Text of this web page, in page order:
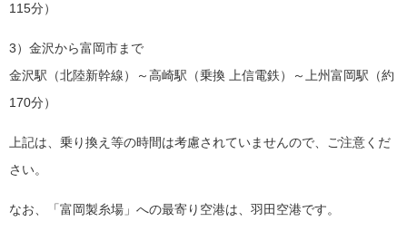
115分）
3）金沢から富岡市まで
金沢駅（北陸新幹線）～高崎駅（乗換 上信電鉄）～上州富岡駅（約
170分）
上記は、乗り換え等の時間は考慮されていませんので、ご注意くだ
さい。
なお、「富岡製糸場」への最寄り空港は、羽田空港です。